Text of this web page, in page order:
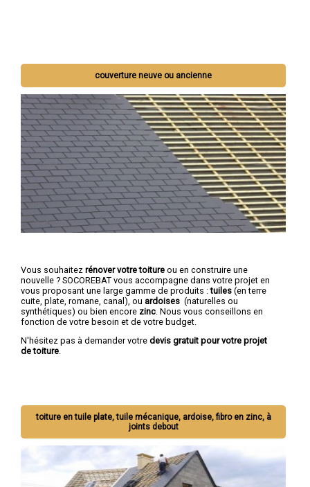
couverture neuve ou ancienne
Vous souhaitez rénover votre toiture ou en construire une
nouvelle ? SOCOREBAT vous accompagne dans votre projet en
vous proposant une large gamme de produits :tuiles (en terre
cuite, plate, romane, canal), ou ardoises (naturelles ou
synthétiques) ou bien encore zinc . Nous vous conseillons en
fonction de votre besoin et de votre budget.
N'hésitez pas à demander votre devis gratuit pour votre projet
de toiture.
toiture en tuile plate, tuile mécanique, ardoise, fibro en zinc, à
joints debout